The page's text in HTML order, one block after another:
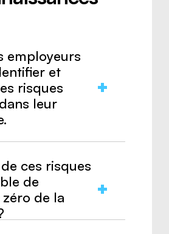
employeurs
et
risques
leur
ces risques
de
de la